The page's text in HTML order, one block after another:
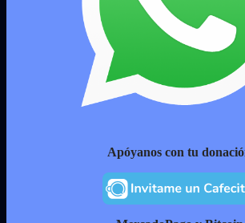
Apóyanos con tu